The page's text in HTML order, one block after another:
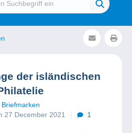
der isländischen
Briefmarken
27 December 2021
1